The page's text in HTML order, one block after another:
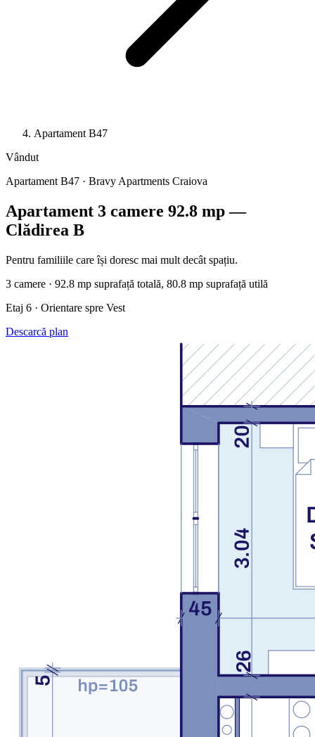
Apartament B47
Vândut
Apartament B47 · Bravy Apartments Craiova
Apartament 3 camere 92.8 mp —
Clădirea B
Pentru familiile care își doresc mai mult decât spațiu.
3 camere · 92.8 mp suprafață totală, 80.8 mp suprafață utilă
Etaj 6 · Orientare spre Vest
Descarcă plan